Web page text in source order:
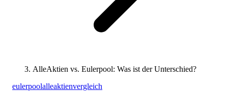
AlleAktien vs. Eulerpool: Was ist der Unterschied?
eulerpoolalleaktienvergleich